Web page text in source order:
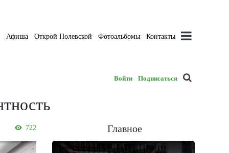
Афиша Открой Полевской Фотоальбомы Контакты
Войти Подписаться
722 Главное